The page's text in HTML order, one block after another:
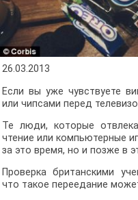
26.03.2013
Если вы уже чувствуете
или чипсами перед
Те люди, которые
чтение или компьютерные
за это время, но и позже в
Проверка британскими
что такое переедание